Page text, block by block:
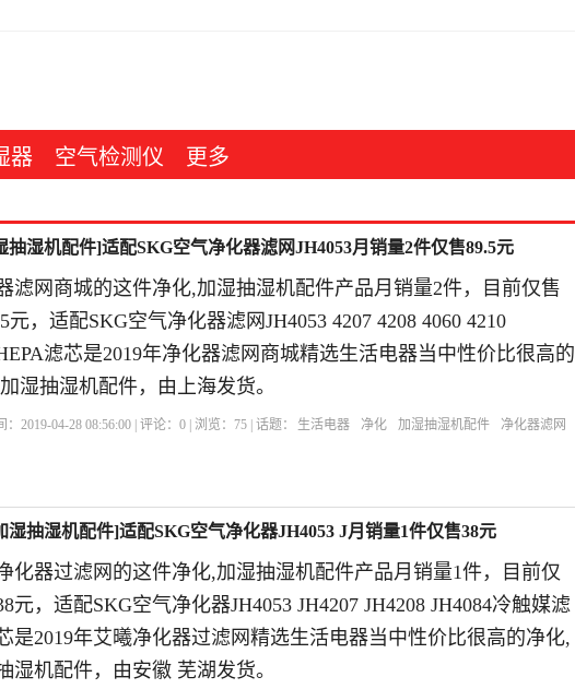
器 空气检测仪 更多
湿机配件]适配SKG空气净化器滤网JH4053月销量2件仅售89.5元
滤网商城的这件净化,加湿抽湿机配件产品月销量2件，目前仅售
元，适配SKG空气净化器滤网JH4053 4207 4208 4060 4210
滤芯是2019年净化器滤网商城精选生活电器当中性价比很高的
湿抽湿机配件，由上海发货。
：2019-04-28 08:56:00 | 评论：0 | 浏览： 75 | 话题： 生活电器 净化 加湿抽湿机配件
净化器滤网
抽湿机配件]适配SKG空气净化器JH4053 J月销量1件仅售38元
化器过滤网的这件净化,加湿抽湿机配件产品月销量1件，目前仅
元，适配SKG空气净化器JH4053 JH4207 JH4208 JH4084冷触媒滤
是2019年艾曦净化器过滤网精选生活电器当中性价比很高的净化,
湿机配件，由安徽 芜湖发货。